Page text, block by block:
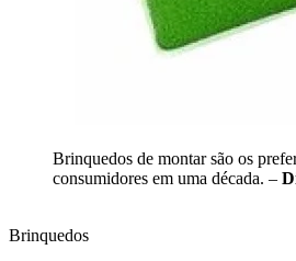
Brinquedos de montar são os
consumidores em uma década. –
Brinquedos